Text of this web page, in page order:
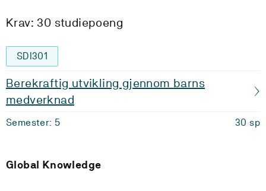
Krav: 30 studiepoeng
SDI301
Berekraftig utvikling gjennom barns
medverknad
Semester: 5 30 sp
Global Knowledge